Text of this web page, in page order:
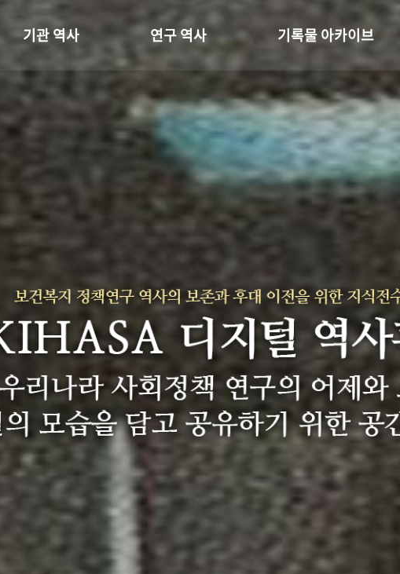
기관 역사
걸어온 길
기관 변천사
연구 역사
정책과 연구
키워드로 보는 연구 역사
연구자들
간행물 변천사
기록물 아카이브
사진 아카이브
문서 기록물
행정박물
영상 기록물